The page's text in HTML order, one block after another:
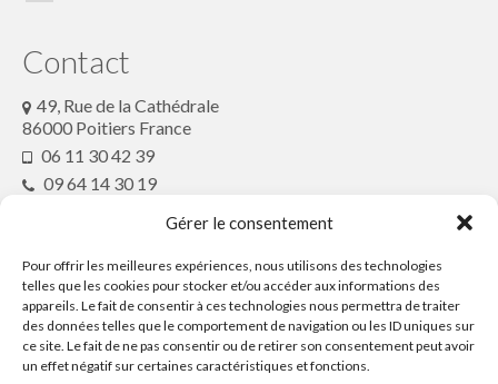
Gérer le consentement
Pour offrir les meilleures expériences, nous utilisons des technologies
telles que les cookies pour stocker et/ou accéder aux informations des
appareils. Le fait de consentir à ces technologies nous permettra de traiter
des données telles que le comportement de navigation ou les ID uniques sur
ce site. Le fait de ne pas consentir ou de retirer son consentement peut avoir
un effet négatif sur certaines caractéristiques et fonctions.
Le collectif Conte en fête
Le festival conte en fête : Histoire
Partenaires
Rétrospective
Programme du festival off 2020
programme2019
programme 2018
Contact
49, Rue de la Cathédrale
86000 Poitiers France
06 11 30 42 39
09 64 14 30 19
Partenaires
Ressources